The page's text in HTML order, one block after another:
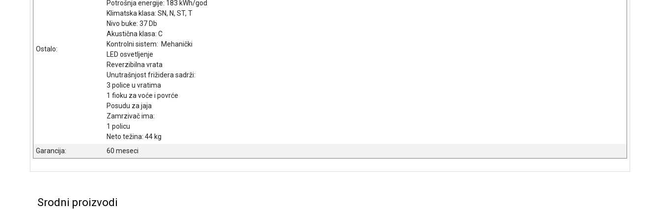
Ostalo:
Potrošnja energije: 183 kWh/god
Klimatska klasa: SN, N, ST, T
Nivo buke: 37 Db
Akustična klasa: C
Kontrolni sistem: Mehanički
LED osvetljenje
Reverzibilna vrata
Unutrašnjost frižidera sadrži:
3 police u vratima
1 fioku za voće i povrće
Posudu za jaja
Zamrzivač ima:
1 policu
Neto težina: 44 kg
Garancija:
60 meseci
Srodni proizvodi